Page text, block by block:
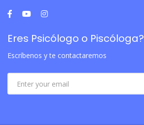
Eres Psicólogo o Piscóloga?
Escríbenos y te contactaremos